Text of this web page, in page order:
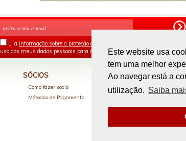
Este website usa
tem uma melhor
Ao navegar está a
utilização. Saiba
Li a informação sobre a proteção de dados
uso dos meus dados pessoais para os fins mencionados.
SÓCIOS
Como fazer sócio
Métodos de Pagamento
PAGAMENTOS